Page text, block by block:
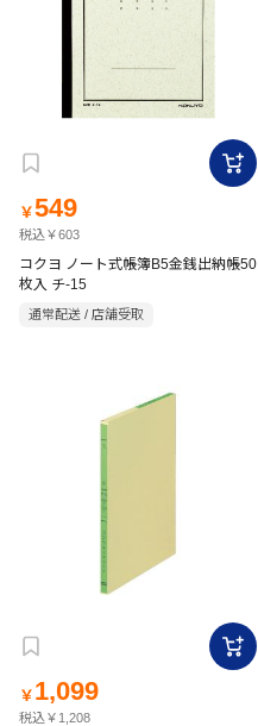
￥549
税込￥603
コクヨ ノート式帳簿B5金銭出納帳50
枚入 チ-15
通常配送 / 店舗受取
￥ 1,099
税込￥1,208